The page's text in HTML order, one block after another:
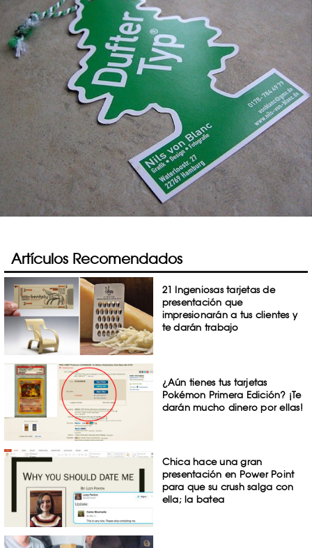
Artículos Recomendados
21 Ingeniosas tarjetas de
presentación que
impresionarán a tus clientes y
te darán trabajo
¿Aún tienes tus tarjetas
Pokémon Primera Edición? ¡Te
darán mucho dinero por ellas!
Chica hace una gran
presentación en Power Point
para que su crush salga con
ella; la batea